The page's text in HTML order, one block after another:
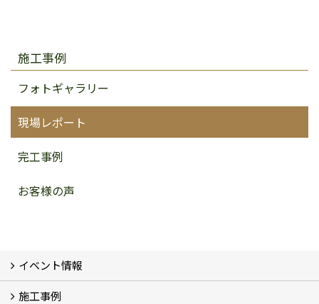
施工事例
フォトギャラリー
現場レポート
完工事例
お客様の声
イベント情報
イベント予告
イベント報告
施工事例